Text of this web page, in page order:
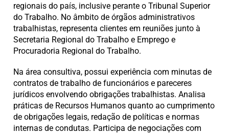
regionais do país, inclusive perante o Tribunal Superior
do Trabalho. No âmbito de órgãos administrativos
trabalhistas, representa clientes em reuniões junto à
Secretaria Regional do Trabalho e Emprego e
Procuradoria Regional do Trabalho.
Na área consultiva, possui experiência com minutas de
contratos de trabalho de funcionários e pareceres
jurídicos envolvendo obrigações trabalhistas. Analisa
práticas de Recursos Humanos quanto ao cumprimento
de obrigações legais, redação de políticas e normas
internas de condutas. Participa de negociações com